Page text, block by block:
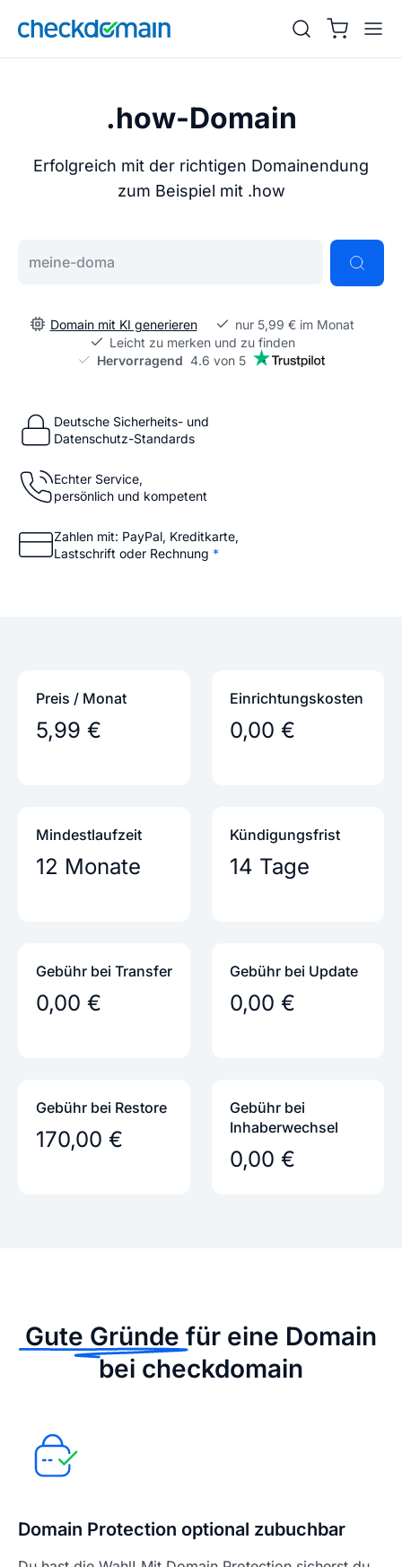
.how-Domain
Erfolgreich mit der richtigen Domainendung
zum Beispiel mit .how
Domain mit KI generieren
nur 5,99 € im Monat
Leicht zu merken und zu finden
Hervorragend 4.6 von 5
Deutsche Sicherheits- und
Datenschutz-Standards
Echter Service,
persönlich und kompetent
Zahlen mit: PayPal, Kreditkarte,
Lastschrift oder Rechnung *
Preis / Monat
5,99 €
Einrichtungs­kosten
0,00 €
Mindestlaufzeit
12 Monate
Kündigungs­frist
14 Tage
Gebühr bei Transfer
0,00 €
Gebühr bei Update
0,00 €
Gebühr bei Restore
170,00 €
Gebühr bei
Inhaber­wechsel
0,00 €
Gute Gründe für eine Domain
bei checkdomain
Domain Protection optional zubuchbar